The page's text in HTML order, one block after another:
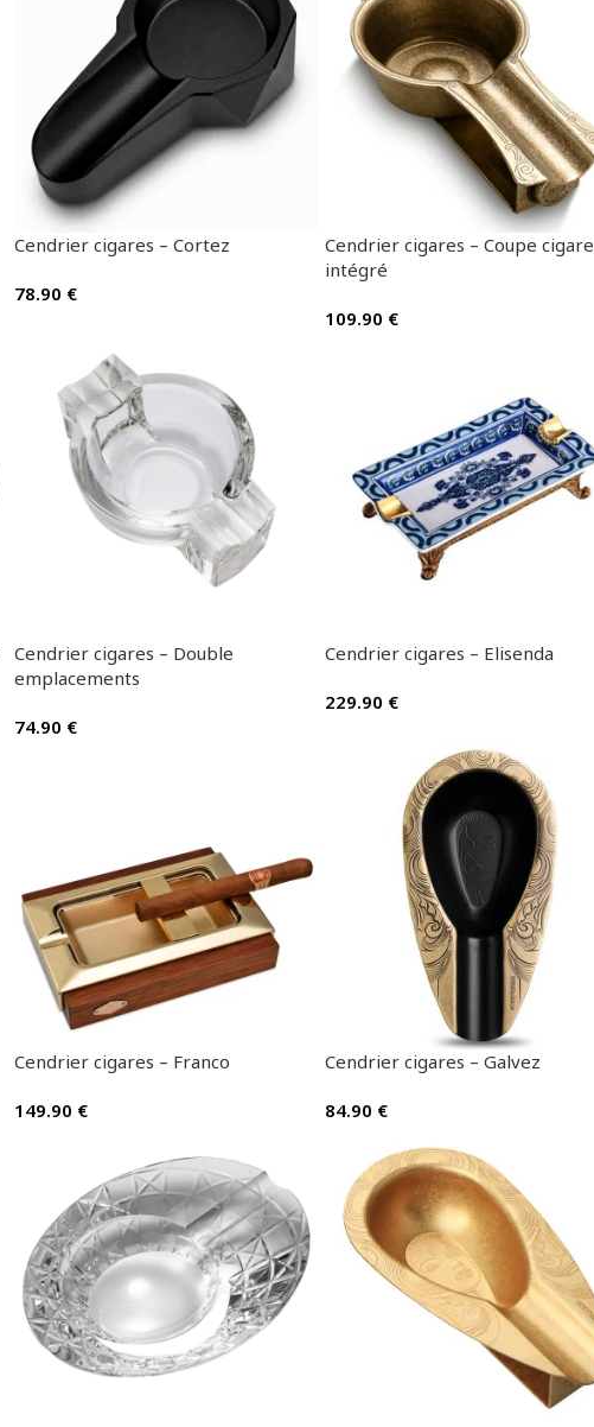
Cendrier cigares – Cortez
78.90 €
Cendrier cigares – Coupe cigare
intégré
109.90 €
Cendrier cigares – Double
emplacements
74.90 €
Cendrier cigares – Elisenda
229.90 €
Cendrier cigares – Franco
149.90 €
Cendrier cigares – Galvez
84.90 €